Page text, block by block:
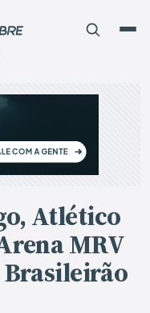
Atlético
MRV
Brasileirão